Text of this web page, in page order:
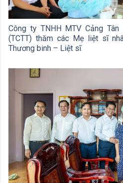
Công ty TNHH MTV Cảng
(TCTT) thăm các Mẹ liệt sĩ
Thương binh – Liệt sĩ